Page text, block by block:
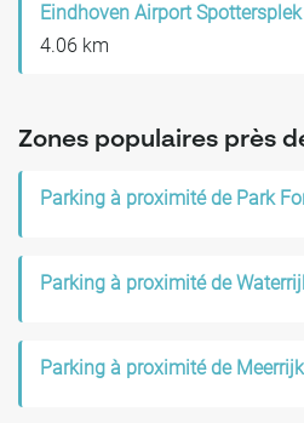
Eindhoven Airport Spottersplek
4.06 km
Zones populaires près
Parking à proximité de Park
Parking à proximité de
Parking à proximité de Meerrijk